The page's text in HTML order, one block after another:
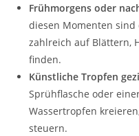
Frühmorgens oder
diesen Momenten
zahlreich auf Blättern,
finden.
Künstliche Tropfen
Sprühflasche oder
Wassertropfen
steuern.